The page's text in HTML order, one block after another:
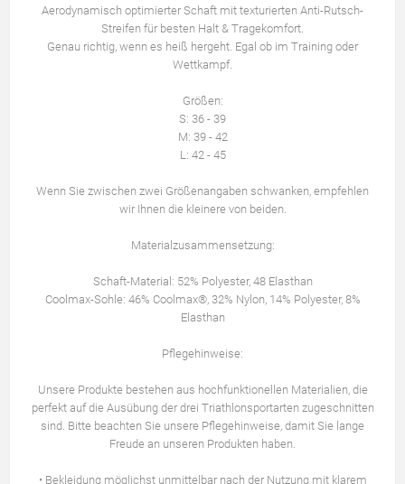
Aerodynamisch optimierter Schaft mit texturierten Anti-Rutsch-
Streifen für besten Halt & Tragekomfort.
Genau richtig, wenn es heiß hergeht. Egal ob im Training oder
Wettkampf.
Größen:
S: 36 - 39
M: 39 - 42
L: 42 - 45
Wenn Sie zwischen zwei Größenangaben schwanken, empfehlen
wir Ihnen die kleinere von beiden.
Materialzusammensetzung:
Schaft-Material: 52% Polyester, 48 Elasthan
Coolmax-Sohle: 46% Coolmax®, 32% Nylon, 14% Polyester, 8%
Elasthan
Pflegehinweise:
Unsere Produkte bestehen aus hochfunktionellen Materialien, die
perfekt auf die Ausübung der drei Triathlonsportarten zugeschnitten
sind. Bitte beachten Sie unsere Pflegehinweise, damit Sie lange
Freude an unseren Produkten haben.
• Bekleidung möglichst unmittelbar nach der Nutzung mit klarem